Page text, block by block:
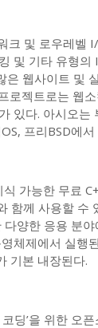
크 및 로우레벨
및 기타 유형
웹사이트 및
로젝트로는 웹
있다. 아시오
프리BSD에서
가능한 무료
함께 사용할 수
양한 응용 분
체제에서 실행
기본 내장된다.
딩’을 위한 오